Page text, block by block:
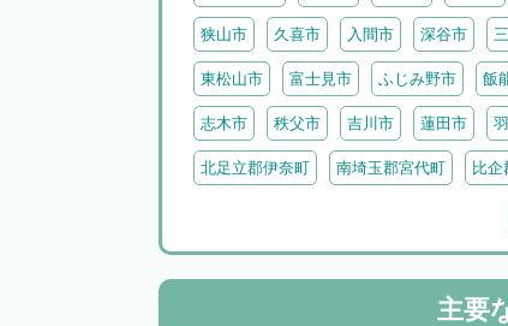
狭山市 久喜市 入間市 深谷市
東松山市 富士見市 ふじみ野市 飯
志木市 秩父市 吉川市 蓮田市
北足立郡伊奈町 南埼玉郡宮代町 比企
比企郡と
北葛飾郡杉戸町 北葛飾郡松伏町 児玉
秩父郡
主要